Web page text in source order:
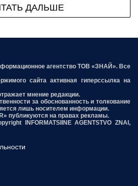
ДАЛЬШЕ
агентство ТОВ «ЗНАЙ». Все
сайта активная гиперссылка на
мнение редакции.
за обоснованность и толкование
лишь носителем информации.
публикуются на правах рекламы.
INFORMATSIINE AGENTSTVO ZNAI,